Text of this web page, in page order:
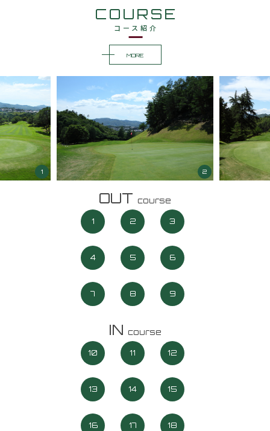
COURSE
コース紹介
MORE
1 2
OUT course
1 2 3
4 5 6
7 8 9
IN course
10 11 12
13 14 15
16 17 18